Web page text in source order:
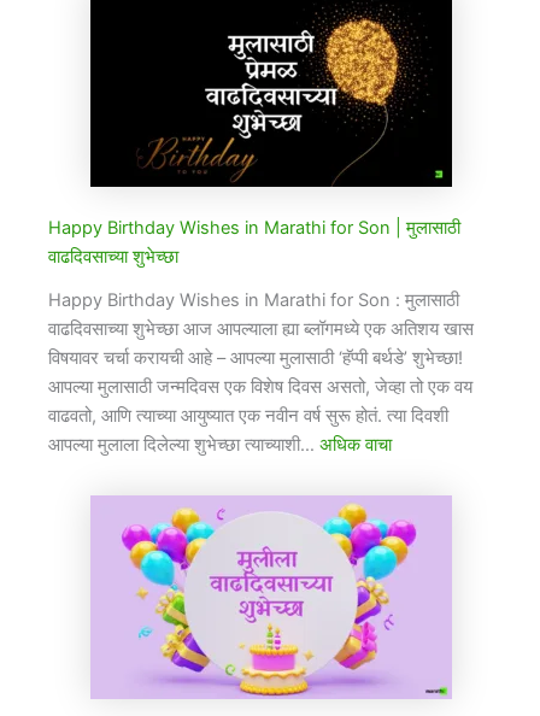
Happy Birthday Wishes in Marathi for Son​ | मुलासाठी
वाढदिवसाच्या शुभेच्छा
Happy Birthday Wishes in Marathi for Son​ : मुलासाठी
वाढदिवसाच्या शुभेच्छा आज आपल्याला ह्या ब्लॉगमध्ये एक अतिशय खास
विषयावर चर्चा करायची आहे – आपल्या मुलासाठी ‘हॅप्पी बर्थडे’ शुभेच्छा!
आपल्या मुलासाठी जन्मदिवस एक विशेष दिवस असतो, जेव्हा तो एक वय
वाढवतो, आणि त्याच्या आयुष्यात एक नवीन वर्ष सुरू होतं. त्या दिवशी
आपल्या मुलाला दिलेल्या शुभेच्छा त्याच्याशी… अधिक वाचा